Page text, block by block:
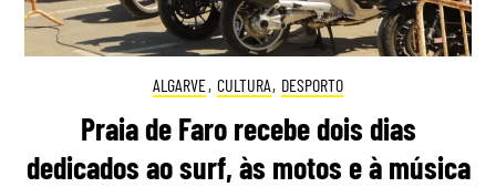
ALGARVE, CULTURA, DESPORTO
Praia de Faro recebe dois dias
dedicados ao surf, às motos e à música